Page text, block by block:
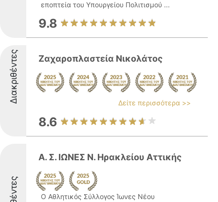
εποπτεία του Υπουργείου Πολιτισμού ...
9.8
Διακριθέντες Ζαχαροπλαστεία Νικολάτος
Δείτε περισσότερα >>
8.6
Α. Σ. ΙΩΝΕΣ Ν. Ηρακλείου Αττικής
Ο Αθλητικός Σύλλογος Ίωνες Νέου